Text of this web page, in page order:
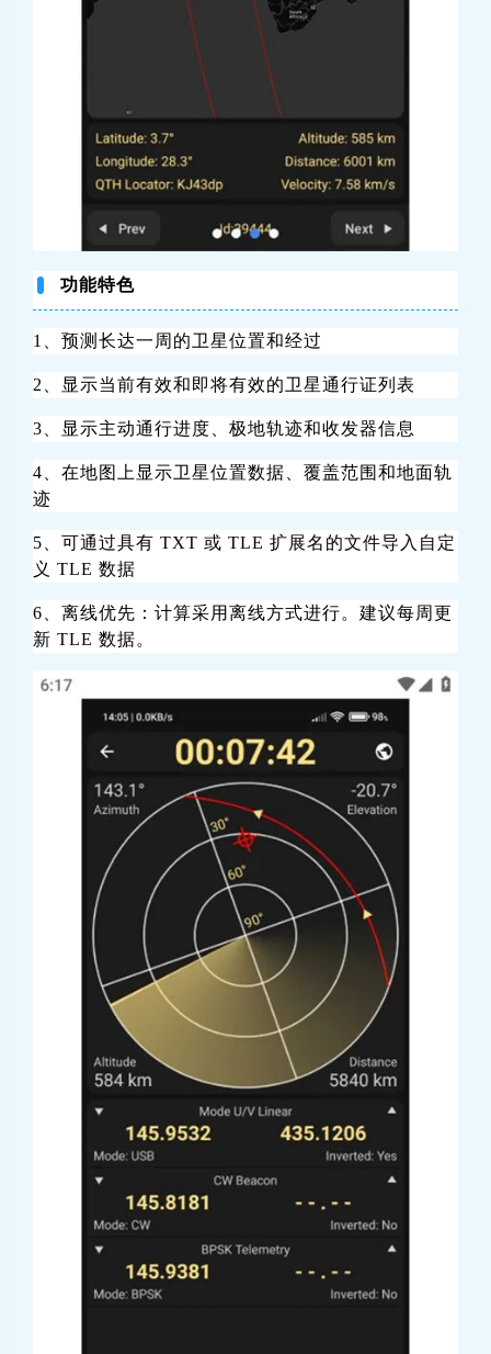
功能特色
1、预测长达一周的卫星位置和经过
2、显示当前有效和即将有效的卫星通行证列表
3、显示主动通行进度、极地轨迹和收发器信息
4、在地图上显示卫星位置数据、覆盖范围和地面轨
迹
5、可通过具有 TXT 或 TLE 扩展名的文件导入自定
义 TLE 数据
6、离线优先：计算采用离线方式进行。建议每周更
新 TLE 数据。